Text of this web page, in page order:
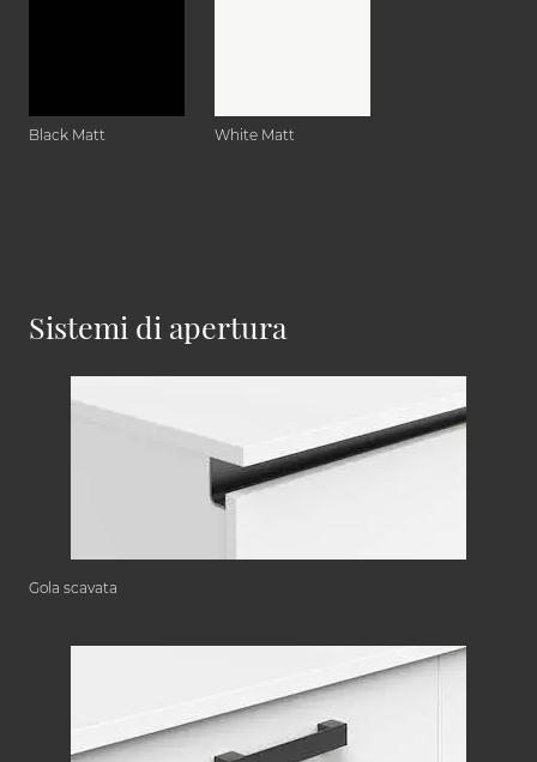
Black Matt White Matt
Sistemi di apertura
Gola scavata